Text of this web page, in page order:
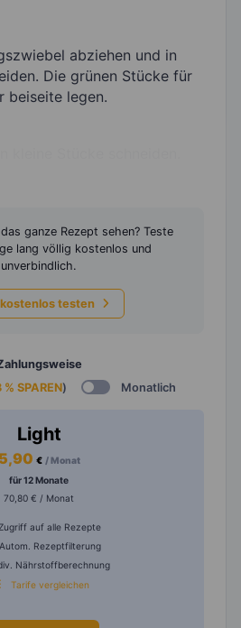
abziehen und in
Die grünen Stücke für
beiseite legen.
ganze Rezept sehen? Teste
lang völlig kostenlos und
unverbindlich.
testen
% SPAREN) Monatlich
Light
5,90 € / Monat
für 12 Monate
70,80 € / Monat
Zugriff auf alle Rezepte
Autom. Rezeptfilterung
Nährstoffberechnung
Tarife vergleichen